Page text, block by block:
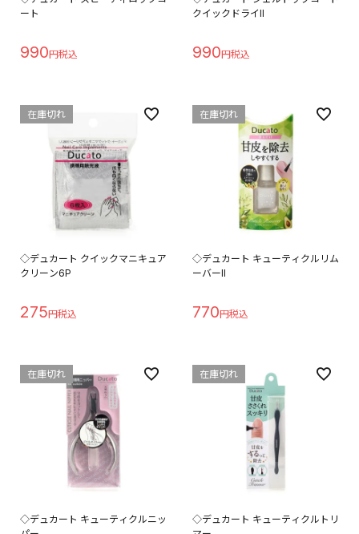
ート
990
クイックドライII
990
◇デュカート クイックマニキュア
クリーン6P
275
在庫切れ
◇デュカート キューティクルリム
ーバーII
770
在庫切れ
◇デュカート キューティクルニッ
在庫切れ
◇デュカート キューティクルトリ
在庫切れ